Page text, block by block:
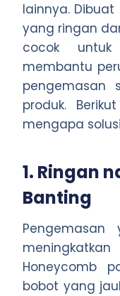
lainnya.
yang ringan
cocok
membantu
pengemasan
produk.
mengapa
1. Ringan
Banting
Honeycomb
bobot yang